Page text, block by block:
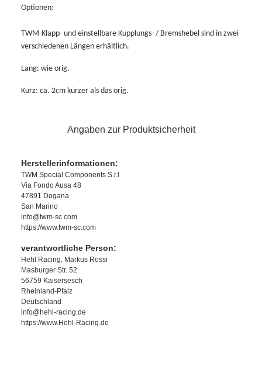
Optionen:
TWM-Klapp- und einstellbare Kupplungs- / Bremshebel sind in zwei
verschiedenen Längen erhältlich.
Lang: wie orig.
Kurz: ca. 2cm kürzer als das orig.
Angaben zur Produktsicherheit
Herstellerinformationen:
TWM Special Components S.r.l
Via Fondo Ausa 48
47891 Dogana
San Marino
info@twm-sc.com
https://www.twm-sc.com
verantwortliche Person:
Hehl Racing, Markus Rossi
Masburger Str. 52
56759 Kaisersesch
Rheinland-Pfalz
Deutschland
info@hehl-racing.de
https://www.Hehl-Racing.de